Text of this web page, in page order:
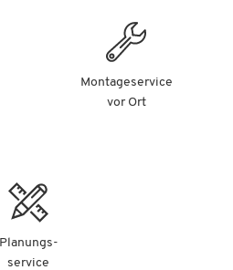
Montageservice
vor Ort
Planungs-
service